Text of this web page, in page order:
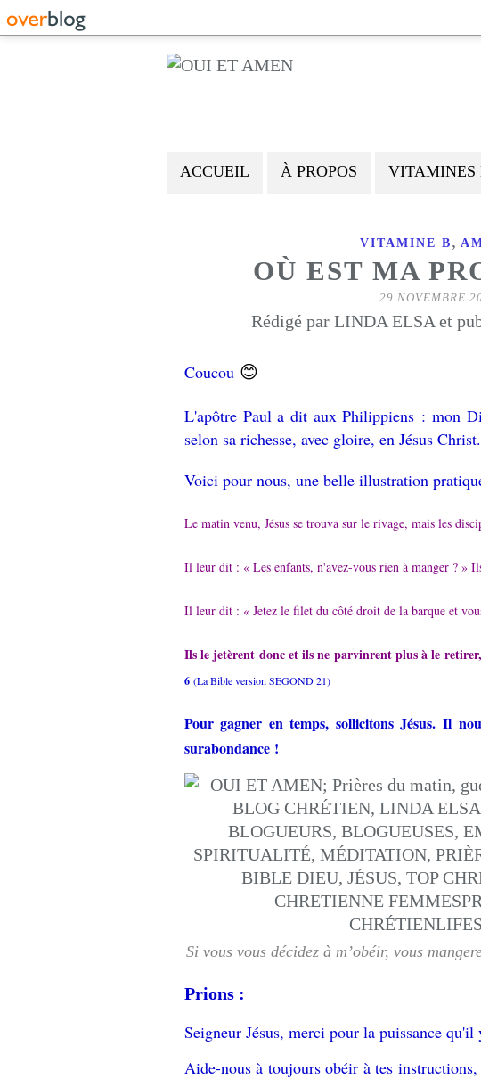
ACCUEIL À PROPOS VITAMINES
VITAMINE B ,
OÙ EST MA
29 NOVEMBRE
Rédigé par LINDA ELSA et
Coucou 😊
L'apôtre Paul a dit aux Philippiens : mon
selon sa richesse, avec gloire, en Jésus Christ.
Voici pour nous, une belle illustration
Le matin venu, Jésus se trouva sur le rivage, mais les
Il leur dit : « Les enfants, n'avez-vous rien à manger ? »
Il leur dit : « Jetez le filet du côté droit de la barque et
Ils le jetèrent donc et ils ne parvinrent plus à le
6 (La Bible version SEGOND 21)
Pour gagner en temps, sollicitons Jésus. Il
surabondance !
Si vous vous décidez à m’obéir, vous
Prions :
Seigneur Jésus, merci pour la puissance qu'il
Aide-nous à toujours obéir à tes